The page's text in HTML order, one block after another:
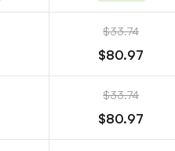
$33.74
$80.97
$33.74
$80.97